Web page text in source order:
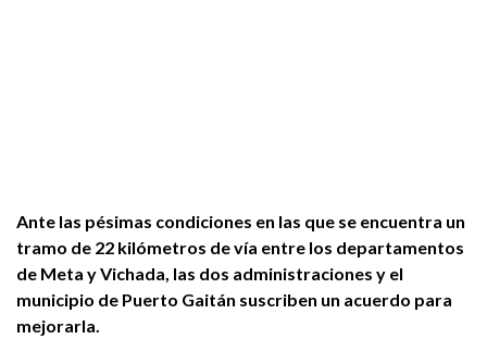
Ante las pésimas condiciones en las que se encuentra un
tramo de 22 kilómetros de vía entre los departamentos
de Meta y Vichada, las dos administraciones y el
municipio de Puerto Gaitán suscriben un acuerdo para
mejorarla.